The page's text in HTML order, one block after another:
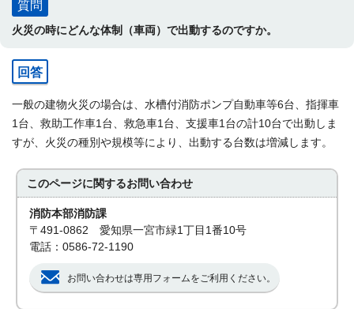
質問
火災の時にどんな体制（車両）で出動するのですか。
回答
一般の建物火災の場合は、水槽付消防ポンプ自動車等6台、指揮車
1台、救助工作車1台、救急車1台、支援車1台の計10台で出動しま
すが、火災の種別や規模等により、出動する台数は増減します。
このページに関するお問い合わせ
消防本部消防課
〒491-0862 愛知県一宮市緑1丁目1番10号
電話：0586-72-1190
お問い合わせは専用フォームをご利用ください。